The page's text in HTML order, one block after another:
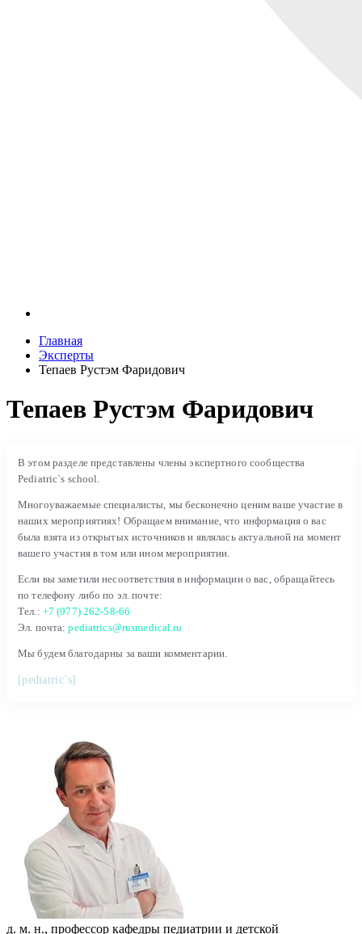
Главная
Эксперты
Тепаев Рустэм Фаридович
Тепаев Рустэм Фаридович
В этом разделе представлены члены экспертного сообщества
Pediatric`s school.
Многоуважаемые специалисты, мы бесконечно ценим ваше участие в
наших мероприятиях! Обращаем внимание, что информация о вас
была взята из открытых источников и являлась актуальной на момент
вашего участия в том или ином мероприятии.
Если вы заметили несоответствия в информации о вас, обращайтесь
по телефону либо по эл. почте:
Тел.: +7 (977) 262-58-66
Эл. почта:pediatrics@rusmedical.ru
Мы будем благодарны за ваши комментарии.
[pediatric`s]
д. м. н., профессор кафедры педиатрии и детской